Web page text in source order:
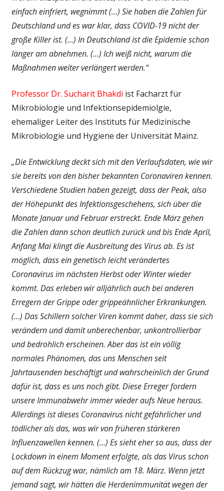
einfach einfriert, wegnimmt (…) Sie haben die Zahlen für
Deutschland und es war klar, dass COVID-19 nicht der
große Killer ist. (…) In Deutschland ist die Epidemie schon
länger am abnehmen. (…) Ich weiß nicht, warum die
Maßnahmen weiter verlängert werden.“
Professor Dr. Sucharit Bhakdi ist Facharzt für
Mikrobiologie und Infektionsepidemiolgie,
ehemaliger Leiter des Instituts für Medizinische
Mikrobiologie und Hygiene der Universität Mainz.
„Die Entwicklung deckt sich mit den Verlaufsdaten, wie wir
sie bereits von den bisher bekannten Coronaviren kennen.
Verschiedene Studien haben gezeigt, dass der Peak, also
der Höhepunkt des Infektionsgeschehens, sich über die
Monate Januar und Februar erstreckt. Ende März gehen
die Zahlen dann schon deutlich zurück und bis Ende April,
Anfang Mai klingt die Ausbreitung des Virus ab. Es ist
möglich, dass ein genetisch leicht verändertes
Coronavirus im nächsten Herbst oder Winter wieder
kommt. Das erleben wir alljährlich auch bei anderen
Erregern der Grippe oder grippeähnlicher Erkrankungen.
(…) Das Schillern solcher Viren kommt daher, dass sie sich
verändern und damit unberechenbar, unkontrollierbar
und bedrohlich erscheinen. Aber das ist ein völlig
normales Phänomen, das uns Menschen seit
Jahrtausenden beschäftigt und wahrscheinlich der Grund
dafür ist, dass es uns noch gibt. Diese Erreger fordern
unsere Immunabwehr immer wieder aufs Neue heraus.
Allerdings ist dieses Coronavirus nicht gefährlicher und
tödlicher als das, was wir von früheren stärkeren
Influenzawellen kennen. (…) Es sieht eher so aus, dass der
Lockdown in einem Moment erfolgte, als das Virus schon
auf dem Rückzug war, nämlich am 18. März. Wenn jetzt
jemand sagt, wir hätten die Herdenimmunität wegen der